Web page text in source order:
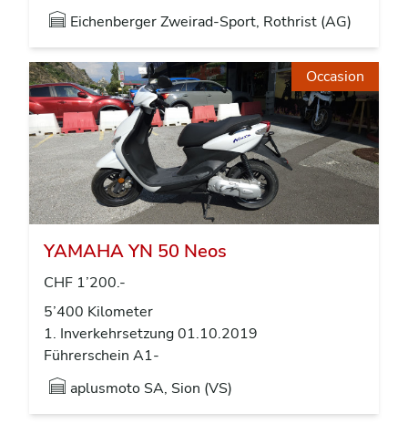
Eichenberger Zweirad-Sport, Rothrist (AG)
Occasion
YAMAHA YN 50 Neos
CHF 1’200.-
5’400 Kilometer
1. Inverkehrsetzung 01.10.2019
Führerschein A1-
aplusmoto SA, Sion (VS)